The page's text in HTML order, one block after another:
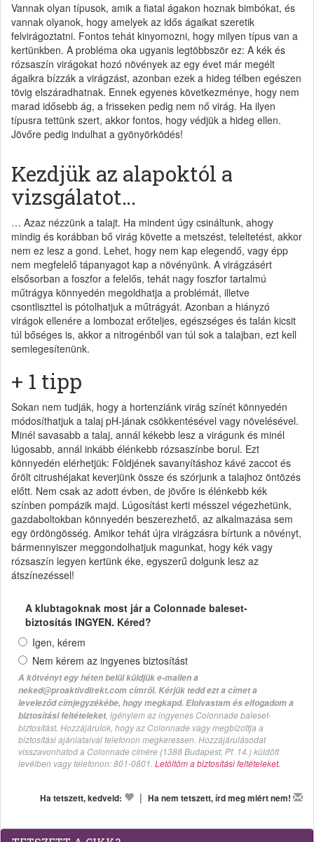
Vannak olyan típusok, amik a fiatal ágakon hoznak bimbókat, és
vannak olyanok, hogy amelyek az idős ágaikat szeretik
felvirágoztatni. Fontos tehát kinyomozni, hogy milyen típus van a
kertünkben. A probléma oka ugyanis legtöbbször ez: A kék és
rózsaszín virágokat hozó növények az egy évet már megélt
ágaikra bízzák a virágzást, azonban ezek a hideg télben egészen
tövig elszáradhatnak. Ennek egyenes következménye, hogy nem
marad idősebb ág, a frisseken pedig nem nő virág. Ha ilyen
típusra tettünk szert, akkor fontos, hogy védjük a hideg ellen.
Jövőre pedig indulhat a gyönyörködés!
Kezdjük az alapoktól a
vizsgálatot…
… Azaz nézzünk a talajt. Ha mindent úgy csináltunk, ahogy
mindig és korábban bő virág követte a metszést, teleltetést, akkor
nem ez lesz a gond. Lehet, hogy nem kap elegendő, vagy épp
nem megfelelő tápanyagot kap a növényünk. A virágzásért
elsősorban a foszfor a felelős, tehát nagy foszfor tartalmú
műtrágya könnyedén megoldhatja a problémát, illetve
csontliszttel is pótolhatjuk a műtrágyát. Azonban a hiányzó
virágok ellenére a lombozat erőteljes, egészséges és talán kicsit
túl bőséges is, akkor a nitrogénből van túl sok a talajban, ezt kell
semlegesítenünk.
+ 1 tipp
Sokan nem tudják, hogy a hortenziánk virág színét könnyedén
módosíthatjuk a talaj pH-jának csökkentésével vagy növelésével.
Minél savasabb a talaj, annál kékebb lesz a virágunk és minél
lúgosabb, annál inkább élénkebb rózsaszínbe borul. Ezt
könnyedén elérhetjük: Földjének savanyításhoz kávé zaccot és
őrölt citrushéjakat keverjünk össze és szórjunk a talajhoz öntözés
előtt. Nem csak az adott évben, de jövőre is élénkebb kék
színben pompázik majd. Lúgosítást kerti mésszel végezhetünk,
gazdaboltokban könnyedén beszerezhető, az alkalmazása sem
egy ördöngösség. Amikor tehát újra virágzásra bírtunk a növényt,
bármennyiszer meggondolhatjuk magunkat, hogy kék vagy
rózsaszín legyen kertünk éke, egyszerű dolgunk lesz az
átszínezéssel!
A klubtagoknak most jár a Colonnade baleset-
biztosítás INGYEN. Kéred?
Igen, kérem
Nem kérem az ingyenes biztosítást
A kötvényt egy héten belül küldjük e-mailen a
neked@proaktivdirekt.com címről. Kérjük tedd ezt a címet a
leveleződ címjegyzékébe, hogy megkapd. Elolvastam és elfogadom a
biztosítási feltételeket, igénylem az ingyenes Colonnade baleset-
biztosítást. Hozzájárulok, hogy az Colonnade vagy megbízottja a
biztosítási ajánlataival telefonon megkeressen. Hozzájárulásodat
visszavonhatod a Colonnade címére (1388 Budapest, Pf. 14.) küldött
levélben vagy telefonon: 801-0801. Letöltöm a biztosítási feltételeket.
Ha tetszett, kedveld: | Ha nem tetszett, írd meg miért nem!